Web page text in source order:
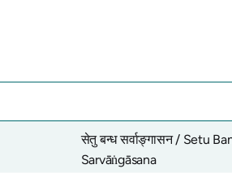
सेतु बन्ध सर्वाङ्गासन / Setu
Sarvāṅgāsana